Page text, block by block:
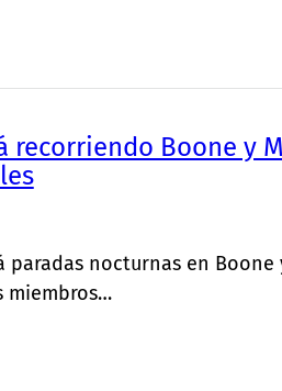
recorriendo Boone
paradas nocturnas en
miembros…